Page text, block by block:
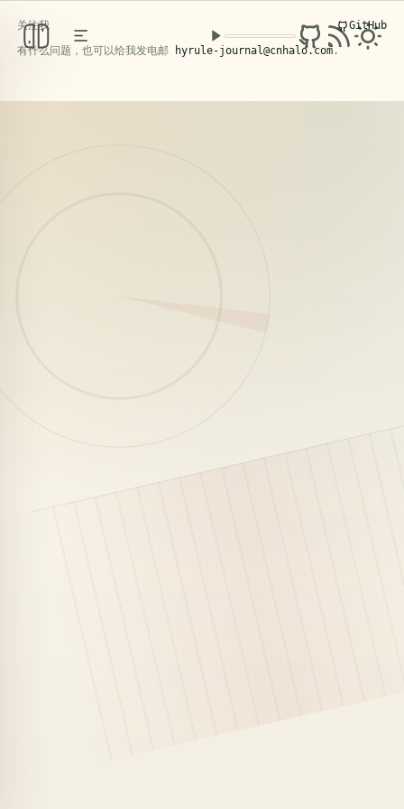
PERSONAL KNOWLEDGE BASE
/ FIELD NOTES
关注我
GitHub
有什么问题，也可以给我发电邮
hyrule-journal@cnhalo.com.